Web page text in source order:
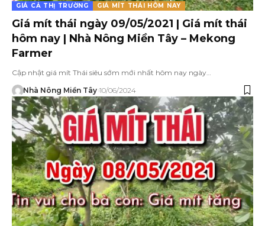
GIÁ CẢ THỊ TRƯỜNG GIÁ MÍT THÁI HÔM NAY
Giá mít thái ngày 09/05/2021 | Giá mít thái
hôm nay | Nhà Nông Miền Tây – Mekong
Farmer
Cập nhật giá mít Thái siêu sớm mới nhất hôm nay ngày…
Nhà Nông Miền Tây 10/06/2024